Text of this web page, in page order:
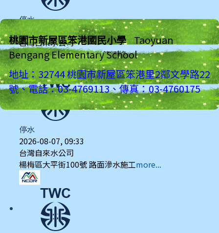
停水
2026-08-07, 10:22
台灣自來水公司
楊梅區民豐路507巷底斷管連絡more...
停水
2026-08-07, 09:33
台灣自來水公司
楊梅區大平街100號 路面滲水施工more...
桃園市新屋區笨港國民小學 Taoyuan
Bengang Elementary School
地址：32744 桃園市新屋區笨港里2鄰文學路22
號、電話：03-4769113、傳真：03-4760175